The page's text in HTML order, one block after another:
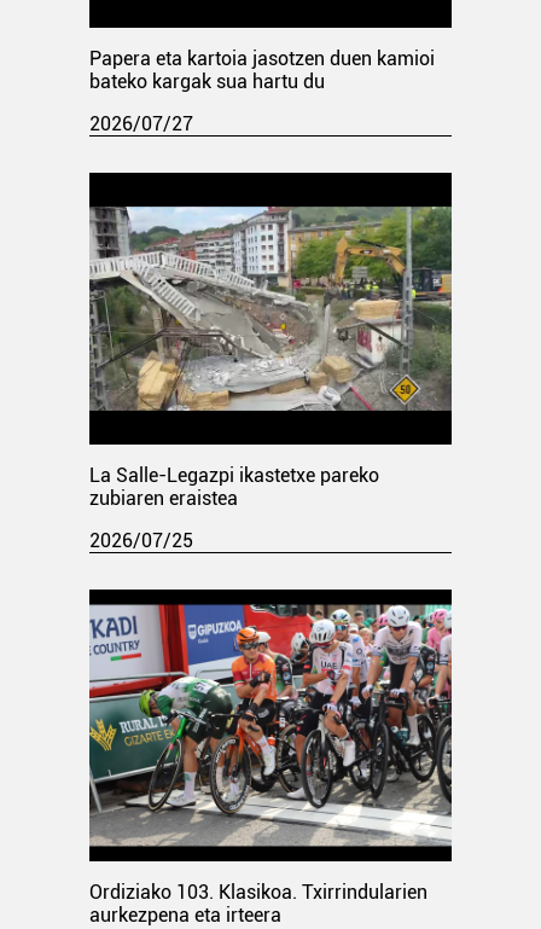
Papera eta kartoia jasotzen duen kamioi
bateko kargak sua hartu du
2026/07/27
La Salle-Legazpi ikastetxe pareko
zubiaren eraistea
2026/07/25
Ordiziako 103. Klasikoa. Txirrindularien
aurkezpena eta irteera